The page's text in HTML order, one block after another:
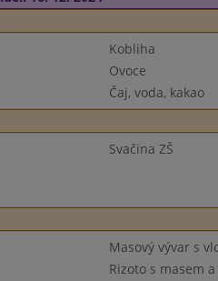
Kobliha
Ovoce
Čaj, voda, kakao
Svačina ZŠ
Masový vývar s
Rizoto s masem